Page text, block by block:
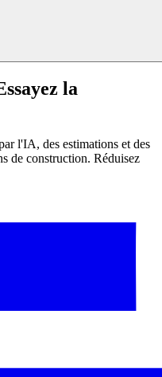
la
l'IA, des estimations et des
de construction. Réduisez